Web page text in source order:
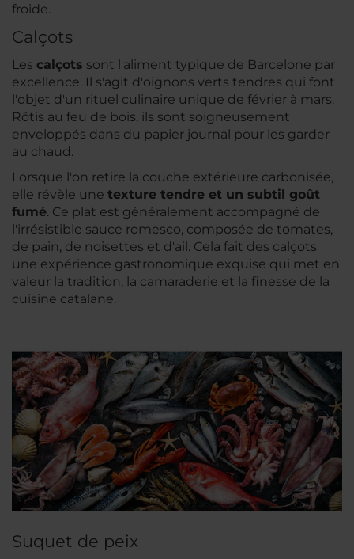
froide.
Calçots
Les calçots sont l'aliment typique de Barcelone par
excellence. Il s'agit d'oignons verts tendres qui font
l'objet d'un rituel culinaire unique de février à mars.
Rôtis au feu de bois, ils sont soigneusement
enveloppés dans du papier journal pour les garder
au chaud.
Lorsque l'on retire la couche extérieure carbonisée,
elle révèle une texture tendre et un subtil goût
fumé. Ce plat est généralement accompagné de
l'irrésistible sauce romesco, composée de tomates,
de pain, de noisettes et d'ail. Cela fait des calçots
une expérience gastronomique exquise qui met en
valeur la tradition, la camaraderie et la finesse de la
cuisine catalane.
Suquet de peix